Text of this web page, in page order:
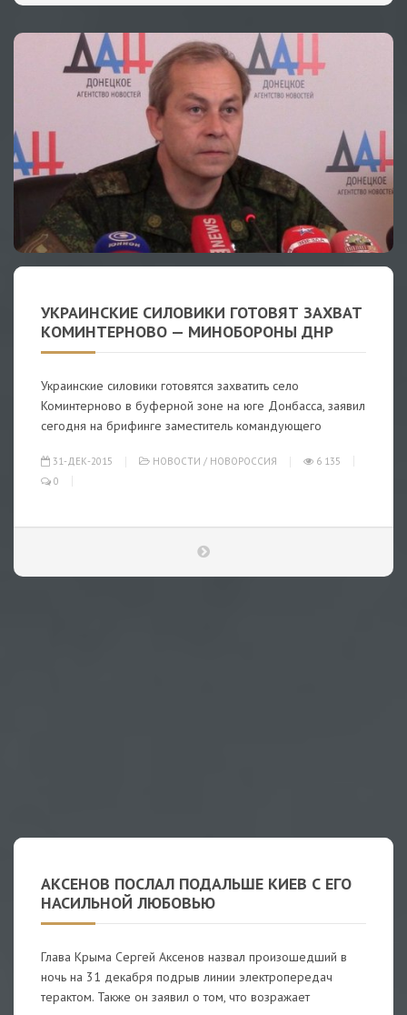
УКРАИНСКИЕ СИЛОВИКИ ГОТОВЯТ ЗАХВАТ
КОМИНТЕРНОВО — МИНОБОРОНЫ ДНР
Украинские силовики готовятся захватить село
Коминтерново в буферной зоне на юге Донбасса, заявил
сегодня на брифинге заместитель командующего
31-ДЕК-2015 НОВОСТИ / НОВОРОССИЯ
6 135
0
АКСЕНОВ ПОСЛАЛ ПОДАЛЬШЕ КИЕВ С ЕГО
НАСИЛЬНОЙ ЛЮБОВЬЮ
Глава Крыма Сергей Аксенов назвал произошедший в
ночь на 31 декабря подрыв линии электропередач
терактом. Также он заявил о том, что возражает